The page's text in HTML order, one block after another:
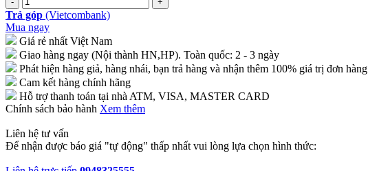
Trả góp (Vietcombank)
Mua ngay
Giá rẻ nhất Việt Nam
Giao hàng ngay (Nội thành HN,HP). Toàn quốc: 2 - 3 ngày
Phát hiện hàng giả, hàng nhái, bạn trả hàng và nhận thêm 100% giá trị đơn hàng
Cam kết hàng chính hãng
Hỗ trợ thanh toán tại nhà ATM, VISA, MASTER CARD
Chính sách bảo hành Xem thêm
Liên hệ tư vấn
Để nhận được báo giá "tự động" thấp nhất vui lòng lựa chọn hình thức: